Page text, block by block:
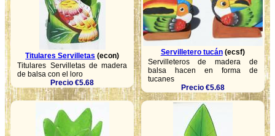
Titulares Servilletas (econ)
Titulares Servilletas de madera
de balsa con el loro
Precio €5.68
Servilletero tucán(ecsf)
Servilleteros de madera de
balsa hacen en forma de
tucanes
Precio €5.68